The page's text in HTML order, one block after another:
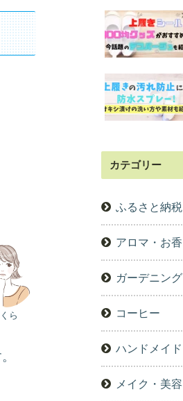
ら
カテゴリー
ふるさと納税
アロマ・お香
ガーデニング
コーヒー
ハンドメイド
メイク・美容